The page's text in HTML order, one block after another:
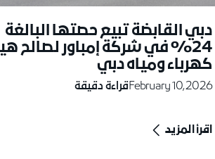
دبي القابضة تبيع حصتها البالغة
24% في شركة إمباور لصالح
كهرباء ومياه دبي
February 10, 2026قراءة دقيقة
اقرأ المزيد